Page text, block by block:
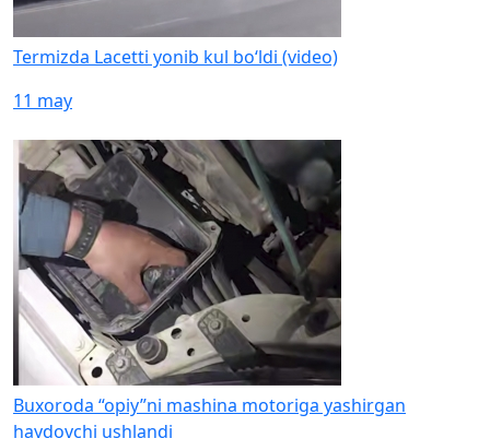
Termizda Lacetti yonib kul bo‘ldi (video)
11 may
Buxoroda “opiy”ni mashina motoriga yashirgan
haydovchi ushlandi